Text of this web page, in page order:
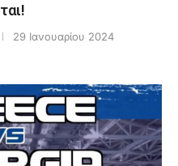
29 Ιανουαρίου 2024